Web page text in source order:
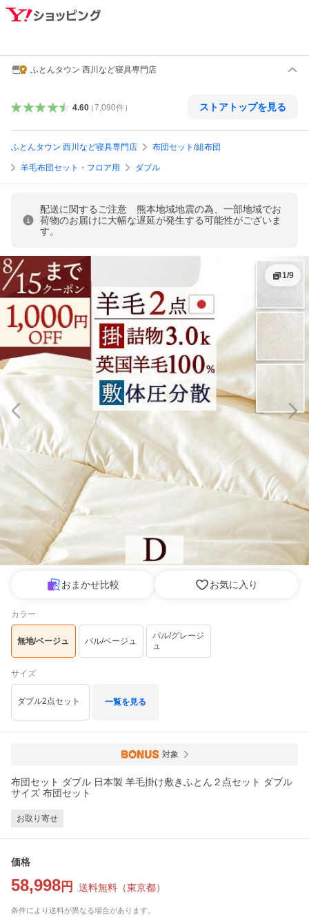
ふとんタウン 西川など寝具専門店
4.60（7,090件） ストアトップを見る
ふとんタウン 西川など寝具専門店 布団セット/組布団
羊毛布団セット・フロア用 ダブル
配送に関するご注意 熊本地域地震の為、一部地域でお
荷物のお届けに大幅な遅延が発生する可能性がございま
す。
1/9
おまかせ比較 お気に入り
カラー
無地/ベージュ パル/ベージュ
パル/グレージ
ュ
サイズ
ダブル2点セット 一覧を見る
対象
布団セット ダブル 日本製 羊毛掛け敷きふとん２点セット ダブル
サイズ 布団セット
お取り寄せ
価格
58,998 円 送料無料 （東京都）
条件により送料が異なる場合があります。